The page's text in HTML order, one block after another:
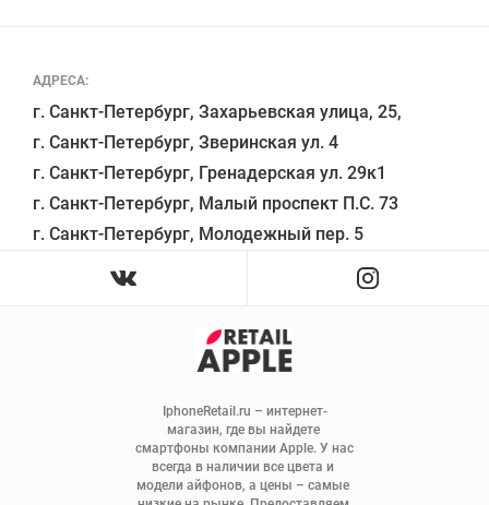
IphoneRetail.ru – интернет-
магазин, где вы найдете
смартфоны компании Apple. У нас
всегда в наличии все цвета и
модели айфонов, а цены – самые
АДРЕСА:
г. Санкт-Петербург, Захарьевская улица, 25,
г. Санкт-Петербург, Зверинская ул. 4
г. Санкт-Петербург, Гренадерская ул. 29к1
г. Санкт-Петербург, Малый проспект П.С. 73